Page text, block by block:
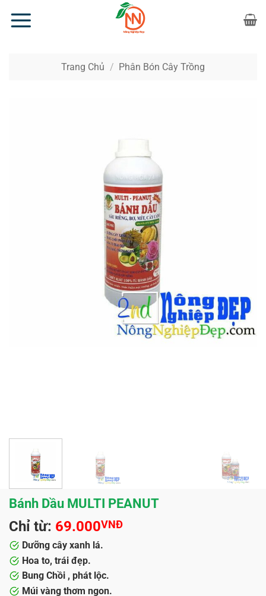
qua
Trang Chủ / Phân Bón Cây Trồng
Bánh Dầu MULTI PEANUT
Chỉ từ: 69.000VNĐ
Dưỡng cây xanh lá.
Hoa to, trái đẹp.
Bung Chồi , phát lộc.
Múi vàng thơm ngon.